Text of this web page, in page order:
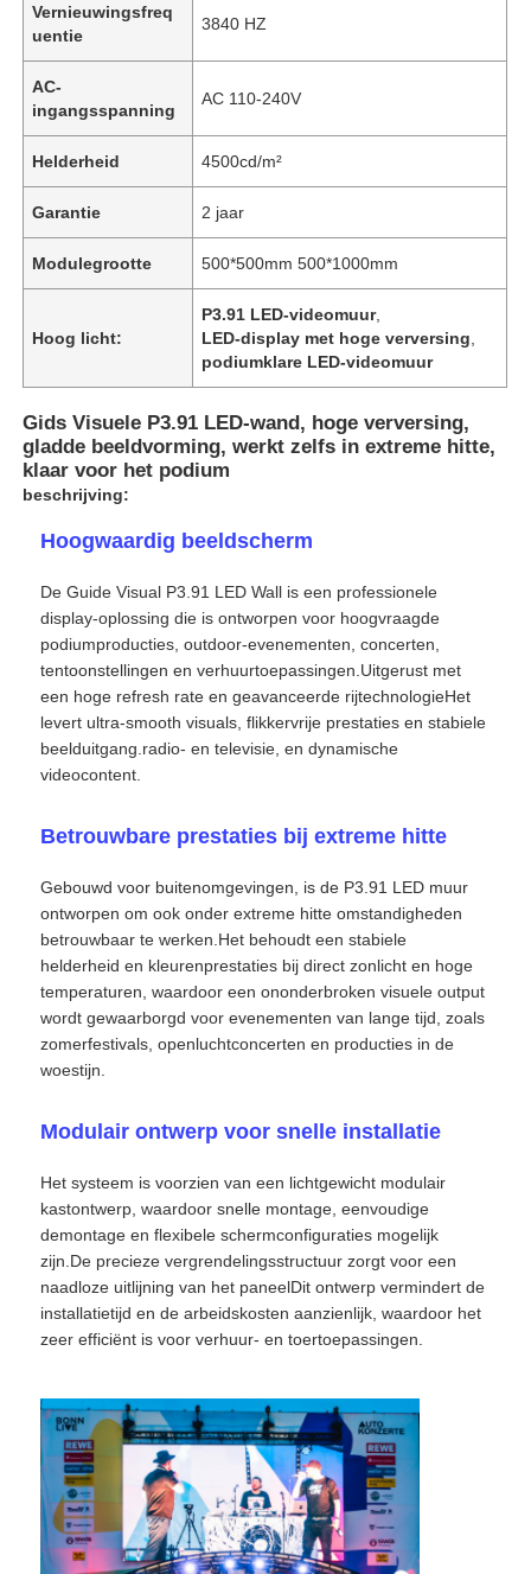
Huis
Producten
Video's
Over Ons
Fabriekstour
Kwaliteitscontrole
Neem contact met ons op
Nieuws
Gevallen
Vernieuwingsfreq
uentie
3840 HZ
AC-
ingangsspanning
AC 110-240V
Helderheid 4500cd/m²
Garantie 2 jaar
Modulegrootte 500*500mm 500*1000mm
Hoog licht:
P3.91 LED-videomuur,
LED-display met hoge verversing
podiumklare LED-videomuur
Gids Visuele P3.91 LED-wand, hoge verversing,
gladde beeldvorming, werkt zelfs in extreme hitte,
klaar voor het podium
beschrijving:
Hoogwaardig beeldscherm
De Guide Visual P3.91 LED Wall is een professionele
display-oplossing die is ontworpen voor hoogvraagde
podiumproducties, outdoor-evenementen, concerten,
tentoonstellingen en verhuurtoepassingen.Uitgerust met
een hoge refresh rate en geavanceerde rijtechnologieHet
levert ultra-smooth visuals, flikkervrije prestaties en stabiele
beelduitgang.radio- en televisie, en dynamische
videocontent.
Betrouwbare prestaties bij extreme hitte
Gebouwd voor buitenomgevingen, is de P3.91 LED muur
ontworpen om ook onder extreme hitte omstandigheden
betrouwbaar te werken.Het behoudt een stabiele
helderheid en kleurenprestaties bij direct zonlicht en hoge
temperaturen, waardoor een ononderbroken visuele output
wordt gewaarborgd voor evenementen van lange tijd, zoals
zomerfestivals, openluchtconcerten en producties in de
woestijn.
Modulair ontwerp voor snelle installatie
Het systeem is voorzien van een lichtgewicht modulair
kastontwerp, waardoor snelle montage, eenvoudige
demontage en flexibele schermconfiguraties mogelijk
zijn.De precieze vergrendelingsstructuur zorgt voor een
naadloze uitlijning van het paneelDit ontwerp vermindert de
installatietijd en de arbeidskosten aanzienlijk, waardoor het
zeer efficiënt is voor verhuur- en toertoepassingen.